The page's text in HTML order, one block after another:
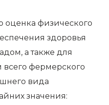
оценка физического
здоровья
а также для
фермерского
вида
значения: